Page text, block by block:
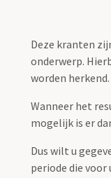
Deze kranten
onderwerp.
worden herkend.
Wanneer het
mogelijk is er
Dus wilt u
periode die